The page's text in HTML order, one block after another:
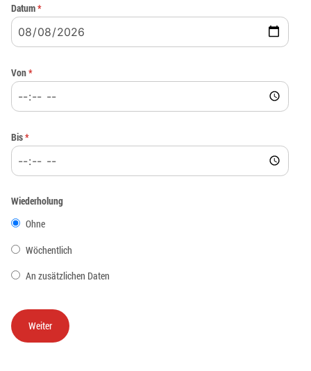
Datum*
Von*
Bis*
Wiederholung
Ohne
Wöchentlich
An zusätzlichen Daten